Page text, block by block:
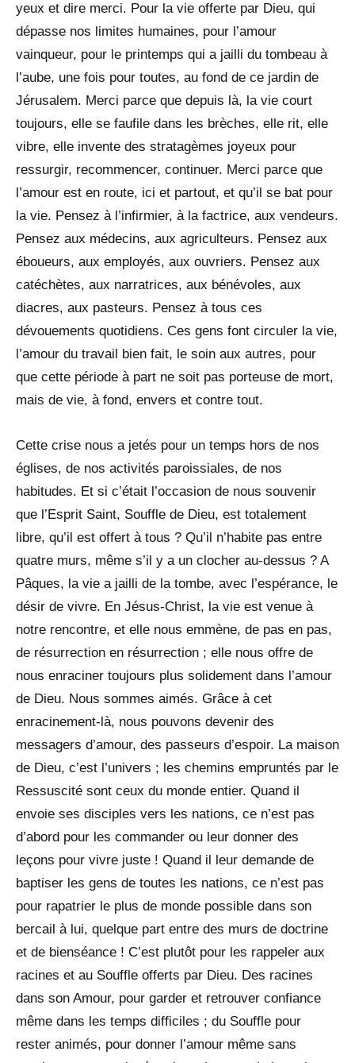
yeux et dire merci. Pour la vie offerte par Dieu, qui
dépasse nos limites humaines, pour l’amour
vainqueur, pour le printemps qui a jailli du tombeau à
l’aube, une fois pour toutes, au fond de ce jardin de
Jérusalem. Merci parce que depuis là, la vie court
toujours, elle se faufile dans les brèches, elle rit, elle
vibre, elle invente des stratagèmes joyeux pour
ressurgir, recommencer, continuer. Merci parce que
l’amour est en route, ici et partout, et qu’il se bat pour
la vie. Pensez à l’infirmier, à la factrice, aux vendeurs.
Pensez aux médecins, aux agriculteurs. Pensez aux
éboueurs, aux employés, aux ouvriers. Pensez aux
catéchètes, aux narratrices, aux bénévoles, aux
diacres, aux pasteurs. Pensez à tous ces
dévouements quotidiens. Ces gens font circuler la vie,
l’amour du travail bien fait, le soin aux autres, pour
que cette période à part ne soit pas porteuse de mort,
mais de vie, à fond, envers et contre tout.
Cette crise nous a jetés pour un temps hors de nos
églises, de nos activités paroissiales, de nos
habitudes. Et si c’était l’occasion de nous souvenir
que l’Esprit Saint, Souffle de Dieu, est totalement
libre, qu’il est offert à tous ? Qu’il n’habite pas entre
quatre murs, même s’il y a un clocher au-dessus ? A
Pâques, la vie a jailli de la tombe, avec l’espérance, le
désir de vivre. En Jésus-Christ, la vie est venue à
notre rencontre, et elle nous emmène, de pas en pas,
de résurrection en résurrection ; elle nous offre de
nous enraciner toujours plus solidement dans l’amour
de Dieu. Nous sommes aimés. Grâce à cet
enracinement-là, nous pouvons devenir des
messagers d’amour, des passeurs d’espoir. La maison
de Dieu, c’est l’univers ; les chemins empruntés par le
Ressuscité sont ceux du monde entier. Quand il
envoie ses disciples vers les nations, ce n’est pas
d’abord pour les commander ou leur donner des
leçons pour vivre juste ! Quand il leur demande de
baptiser les gens de toutes les nations, ce n’est pas
pour rapatrier le plus de monde possible dans son
bercail à lui, quelque part entre des murs de doctrine
et de bienséance ! C’est plutôt pour les rappeler aux
racines et au Souffle offerts par Dieu. Des racines
dans son Amour, pour garder et retrouver confiance
même dans les temps difficiles ; du Souffle pour
rester animés, pour donner l’amour même sans